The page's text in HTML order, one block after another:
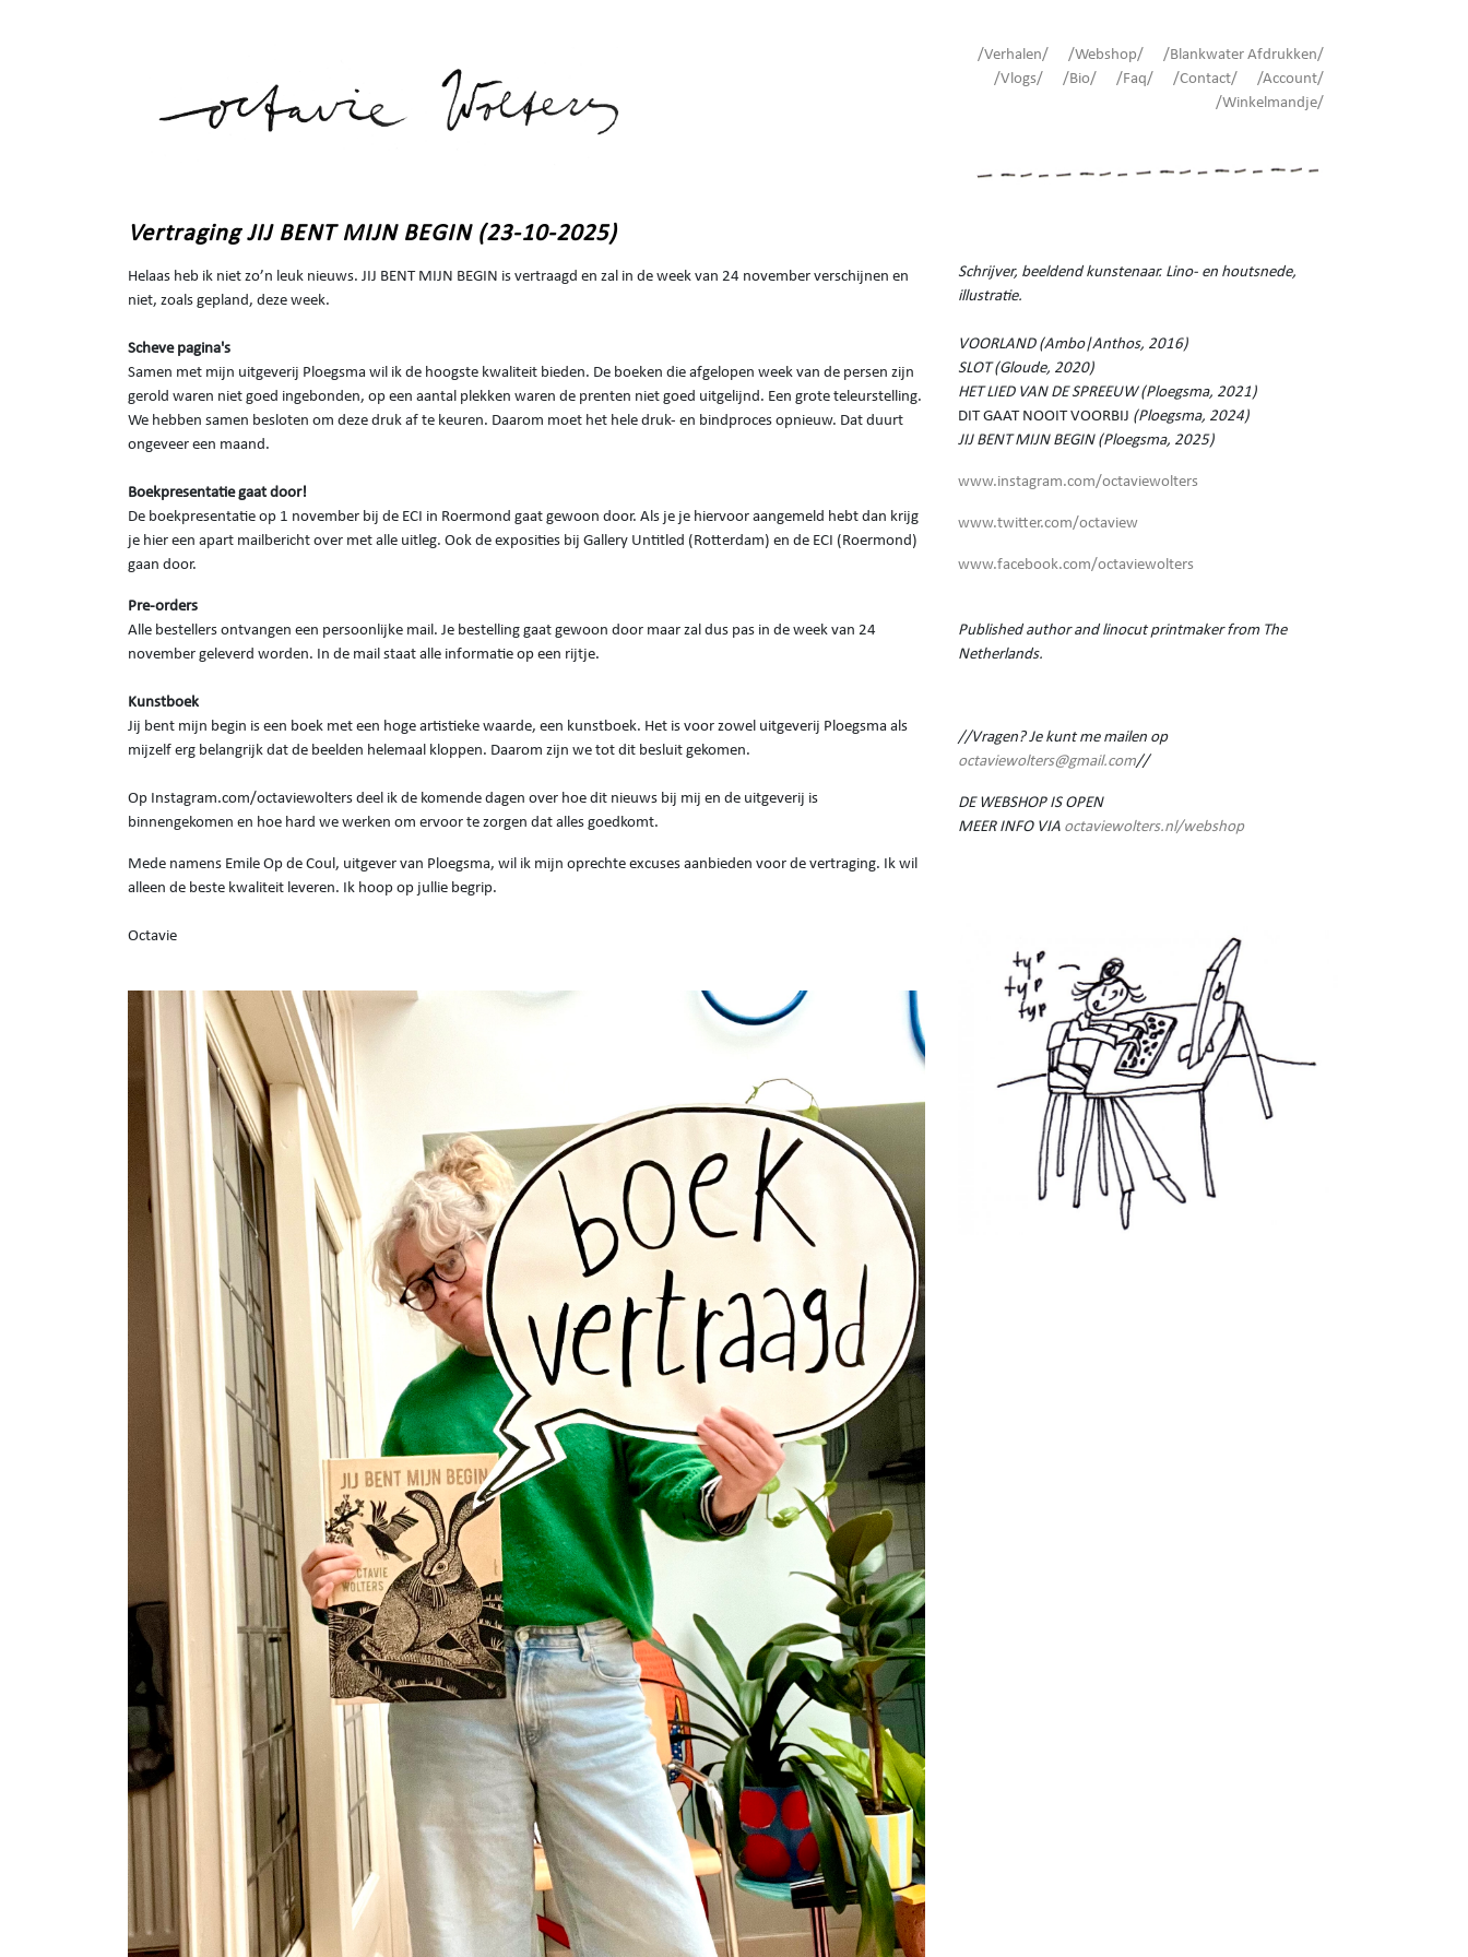
/Verhalen/ /Webshop/
/Blankwater Afdrukken/
/Vlogs/
/Bio/ /Faq/ /Contact/
/Account/
/Winkelmandje/
Vertraging JIJ BENT MIJN BEGIN (23-10-2025)
Helaas heb ik niet zo’n leuk nieuws. JIJ BENT MIJN BEGIN is vertraagd en zal in de week van 24 november verschijnen en
niet, zoals gepland, deze week.
Scheve pagina's
Samen met mijn uitgeverij Ploegsma wil ik de hoogste kwaliteit bieden. De boeken die afgelopen week van de persen zijn
gerold waren niet goed ingebonden, op een aantal plekken waren de prenten niet goed uitgelijnd. Een grote teleurstelling.
We hebben samen besloten om deze druk af te keuren. Daarom moet het hele druk- en bindproces opnieuw. Dat duurt
ongeveer een maand.
Boekpresentatie gaat door!
De boekpresentatie op 1 november bij de ECI in Roermond gaat gewoon door. Als je je hiervoor aangemeld hebt dan krijg
je hier een apart mailbericht over met alle uitleg. Ook de exposities bij Gallery Untitled (Rotterdam) en de ECI (Roermond)
gaan door.
Pre-orders
Alle bestellers ontvangen een persoonlijke mail. Je bestelling gaat gewoon door maar zal dus pas in de week van 24
november geleverd worden. In de mail staat alle informatie op een rijtje.
Kunstboek
Jij bent mijn begin is een boek met een hoge artistieke waarde, een kunstboek. Het is voor zowel uitgeverij Ploegsma als
mijzelf erg belangrijk dat de beelden helemaal kloppen. Daarom zijn we tot dit besluit gekomen.
Op Instagram.com/octaviewolters deel ik de komende dagen over hoe dit nieuws bij mij en de uitgeverij is
binnengekomen en hoe hard we werken om ervoor te zorgen dat alles goedkomt.
Mede namens Emile Op de Coul, uitgever van Ploegsma, wil ik mijn oprechte excuses aanbieden voor de vertraging. Ik wil
alleen de beste kwaliteit leveren. Ik hoop op jullie begrip.
Octavie
Schrijver, beeldend kunstenaar. Lino- en houtsnede,
illustratie.
VOORLAND (Ambo|Anthos, 2016)
SLOT (Gloude, 2020)
HET LIED VAN DE SPREEUW (Ploegsma, 2021)
DIT GAAT NOOIT VOORBIJ (Ploegsma, 2024)
JIJ BENT MIJN BEGIN (Ploegsma, 2025)
www.instagram.com/octaviewolters
www.twitter.com/octaview
www.facebook.com/octaviewolters
Published author and linocut printmaker from The
Netherlands.
//Vragen? Je kunt me mailen op
octaviewolters@gmail.com//
DE WEBSHOP IS OPEN
MEER INFO VIA octaviewolters.nl/webshop